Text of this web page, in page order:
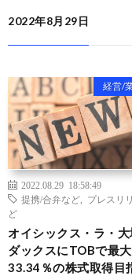
2022年8月29日
経営/
2022.08.29 18:58:49
提携/合弁など
プレスリ
ど
オイシックス・ラ・
ダックスにTOBで最大
33.34％の株式取得目